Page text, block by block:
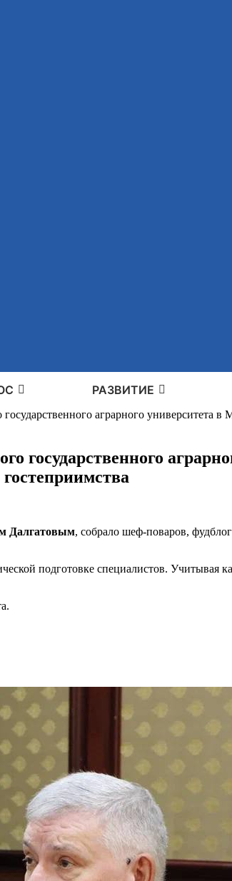
РАЗВИТИЕ
аграрного университета
государственного
Далгатовым, собрало шеф-поваров,
подготовке специалистов.